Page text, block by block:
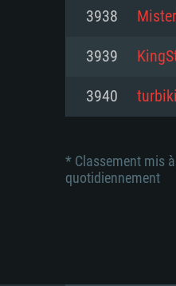
Disque dur:
Disque dur:
Disque dur:
3938
3939
3940
* Classement mis
quotidiennement